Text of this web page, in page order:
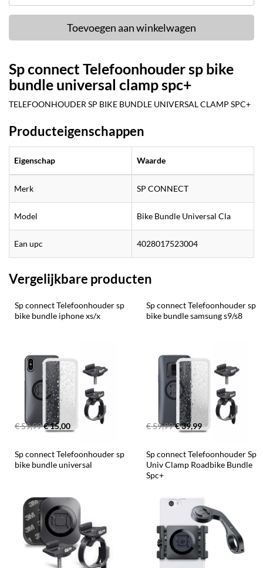
Toevoegen aan winkelwagen
Sp connect Telefoonhouder sp bike
bundle universal clamp spc+
TELEFOONHOUDER SP BIKE BUNDLE UNIVERSAL CLAMP SPC+
Producteigenschappen
Eigenschap Waarde
Merk SP CONNECT
Model Bike Bundle Universal Cla
Ean upc 4028017523004
Vergelijkbare producten
Sp connect Telefoonhouder sp
bike bundle iphone xs/x
€ 59,99€ 15,00
Sp connect Telefoonhouder sp
bike bundle samsung s9/s8
€ 59,99€ 39,99
Sp connect Telefoonhouder sp
bike bundle universal
Sp connect Telefoonhouder Sp
Univ Clamp Roadbike Bundle
Spc+